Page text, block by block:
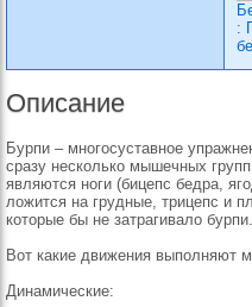
:
Описание
Бурпи – многосуставное
сразу несколько мышечных
являются ноги (бицепс бедра,
ложится на грудные, трицепс и
которые бы не затрагивало бурпи.
Вот какие движения выполняют
Динамические: